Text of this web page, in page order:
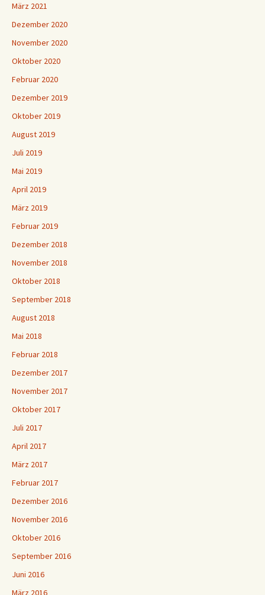
März 2021
Dezember 2020
November 2020
Oktober 2020
Februar 2020
Dezember 2019
Oktober 2019
August 2019
Juli 2019
Mai 2019
April 2019
März 2019
Februar 2019
Dezember 2018
November 2018
Oktober 2018
September 2018
August 2018
Mai 2018
Februar 2018
Dezember 2017
November 2017
Oktober 2017
Juli 2017
April 2017
März 2017
Februar 2017
Dezember 2016
November 2016
Oktober 2016
September 2016
Juni 2016
März 2016